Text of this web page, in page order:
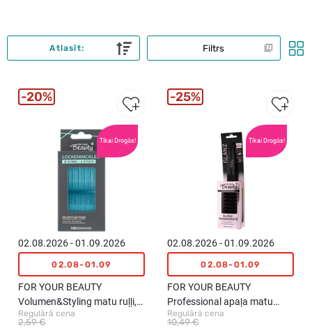
Filtrs
Atlasīt:
Tikai Drogās!
02.08.2026 - 01.09.2026
02.08-01.09
FOR YOUR BEAUTY
Volumen&Styling matu ruļļi,
2gab.
Regulārā cena
2,59 €
20%
Tikai Drogās!
02.08.2026 - 01.09.2026
02.08-01.09
FOR YOUR BEAUTY
Professional apaļa matu
suka spīdumam
Regulārā cena
10,49 €
25%